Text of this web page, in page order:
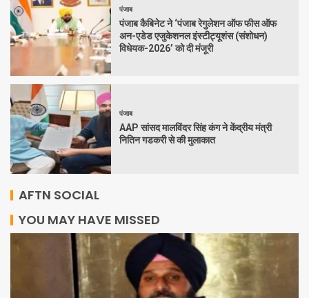
पंजाब
पंजाब कैबिनेट ने ‘पंजाब रेगुलेशन ऑफ फीस ऑफ
अन-एडेड एजुकेशनल इंस्टीट्यूशंस (संशोधन)
विधेयक-2026’ को दी मंजूरी
पंजाब
AAP सांसद मालविंदर सिंह कंग ने केंद्रीय मंत्री
नितिन गडकरी से की मुलाकात
AFTN SOCIAL
YOU MAY HAVE MISSED